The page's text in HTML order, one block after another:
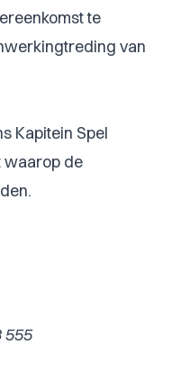
te
van
Kapitein Spel
waarop de
555